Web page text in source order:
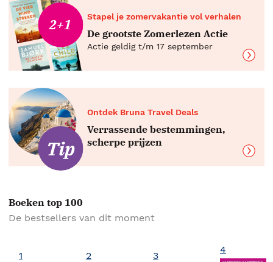
2+1 Stapel je zomervakantie vol verhalen
De grootste Zomerlezen Actie
Actie geldig t/m 17 september
Ontdek Bruna Travel Deals
Verrassende bestemmingen,
scherpe prijzen
Boeken top 100
De bestsellers van dit moment
1 2 3 4